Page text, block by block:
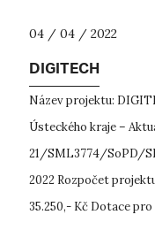
04 / 04 / 2022
DIGITECH
Název projektu:
Ústeckého kraje –
21/SML3774/SoPD/
2022 Rozpočet
35.250,- Kč Dotace pro